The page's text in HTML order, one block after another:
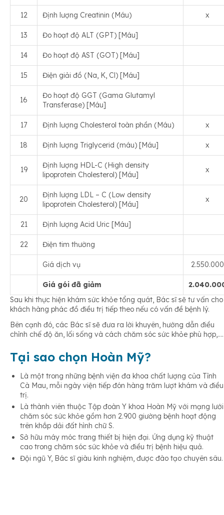
12 Định lượng Creatinin (Máu) x
13 Đo hoạt độ ALT (GPT) [Máu]
14 Đo hoạt độ AST (GOT) [Máu]
15 Điện giải đồ (Na, K, Cl) [Máu]
16
Đo hoạt độ GGT (Gama Glutamyl
Transferase) [Máu]
17 Định lượng Cholesterol toàn phần (Máu) x
18 Định lượng Triglycerid (máu) [Máu] x
19
Định lượng HDL-C (High density
lipoprotein Cholesterol) [Máu]
x
20
Định lượng LDL – C (Low density
lipoprotein Cholesterol) [Máu]
x
21 Định lượng Acid Uric [Máu]
22 Điện tim thường
Giá dịch vụ 2.550.000
Giá gói đã giảm
Sau khi thực hiện khám sức khỏe tổng quát, Bác sĩ sẽ tư vấn cho
khách hàng phác đồ điều trị tiếp theo nếu có vấn đề bệnh lý.
Bên cạnh đó, các Bác sĩ sẽ đưa ra lời khuyên, hướng dẫn điều
chỉnh chế độ ăn, lối sống và cách chăm sóc sức khỏe phù hợp,….
Tại sao chọn Hoàn Mỹ?
Là một trong những bệnh viện đa khoa chất lượng của Tỉnh
Cà Mau, mỗi ngày viện tiếp đón hàng trăm lượt khám và điều
trị.
Là thành viên thuộc Tập đoàn Y khoa Hoàn Mỹ với mạng lưới
chăm sóc sức khỏe gồm hơn 2.900 giường bệnh hoạt động
trên khắp dải đất hình chữ S.
Sở hữu máy móc trang thiết bị hiện đại. Ứng dụng kỹ thuật
cao trong chăm sóc sức khỏe và điều trị bệnh hiệu quả.
Đội ngũ Y, Bác sĩ giàu kinh nghiệm, được đào tạo chuyên sâu.